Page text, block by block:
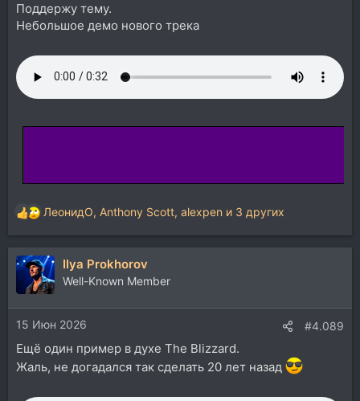
Поддержу тему.
Небольшое демо нового трека
Р
е
а
к
ц
и
и
:
ЛеонидО, Anthony Scott, alexpen и 3 других
Ilya Prokhorov
Well-Known Member
15 Июн 2026 #4.089
Ещё один пример в духе The Blizzard.
Жаль, не догадался так сделать 20 лет назад